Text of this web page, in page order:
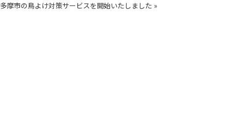
多摩市の鳥よけ対策サービスを開始いたしました »